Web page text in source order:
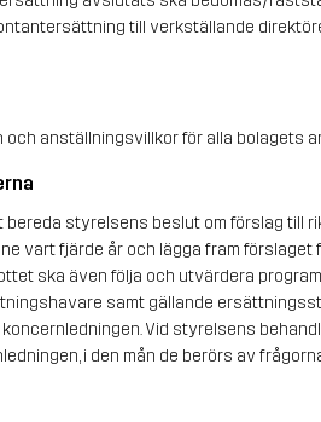
till verkställande
anställningsvillkor för alla bolagets
styrelsens beslut om förslag till
vart fjärde år och lägga fram förslaget
ska även följa och utvärdera
samt gällande
Vid styrelsens
i den mån de berörs av